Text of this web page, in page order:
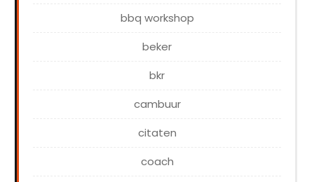
bbq workshop
beker
bkr
cambuur
citaten
coach